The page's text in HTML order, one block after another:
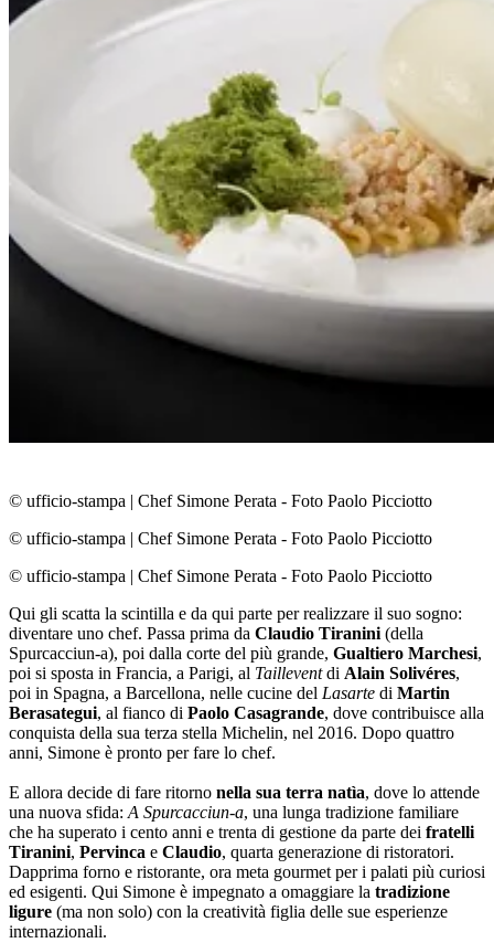
© ufficio-stampa | Chef Simone Perata - Foto Paolo Picciotto
© ufficio-stampa | Chef Simone Perata - Foto Paolo Picciotto
© ufficio-stampa | Chef Simone Perata - Foto Paolo Picciotto
Qui gli scatta la scintilla e da qui parte per realizzare il suo sogno:
diventare uno chef. Passa prima da Claudio Tiranini (della
Spurcacciun-a), poi dalla corte del più grande, Gualtiero Marchesi,
poi si sposta in Francia, a Parigi, al Tailleventdi Alain Solivéres,
poi in Spagna, a Barcellona, nelle cucine del Lasarte di Martin
Berasategui, al fianco di Paolo Casagrande, dove contribuisce alla
conquista della sua terza stella Michelin, nel 2016. Dopo quattro
anni, Simone è pronto per fare lo chef.
E allora decide di fare ritorno nella sua terra natìa, dove lo attende
una nuova sfida: A Spurcacciun-a, una lunga tradizione familiare
che ha superato i cento anni e trenta di gestione da parte dei fratelli
Tiranini, Pervinca e Claudio, quarta generazione di ristoratori.
Dapprima forno e ristorante, ora meta gourmet per i palati più curiosi
ed esigenti. Qui Simone è impegnato a omaggiare la tradizione
ligure (ma non solo) con la creatività figlia delle sue esperienze
internazionali.